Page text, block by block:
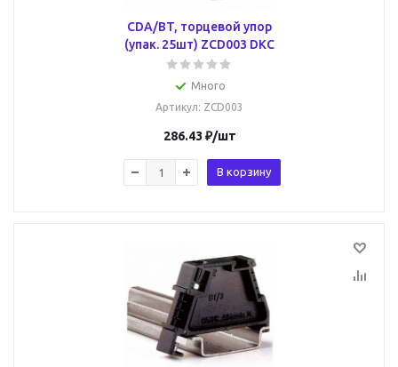
CDA/BT, торцевой упор
(упак. 25шт) ZCD003 DKC
Много
Артикул: ZCD003
286.43 ₽/шт
В корзину